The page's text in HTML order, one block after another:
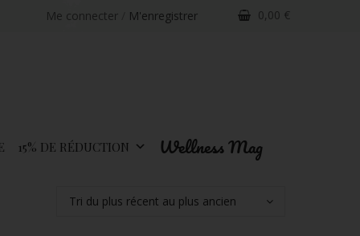
Me connecter M'enregistrer 0,00 €
15% DE RÉDUCTION Wellness Mag
Tri du plus récent au plus ancien